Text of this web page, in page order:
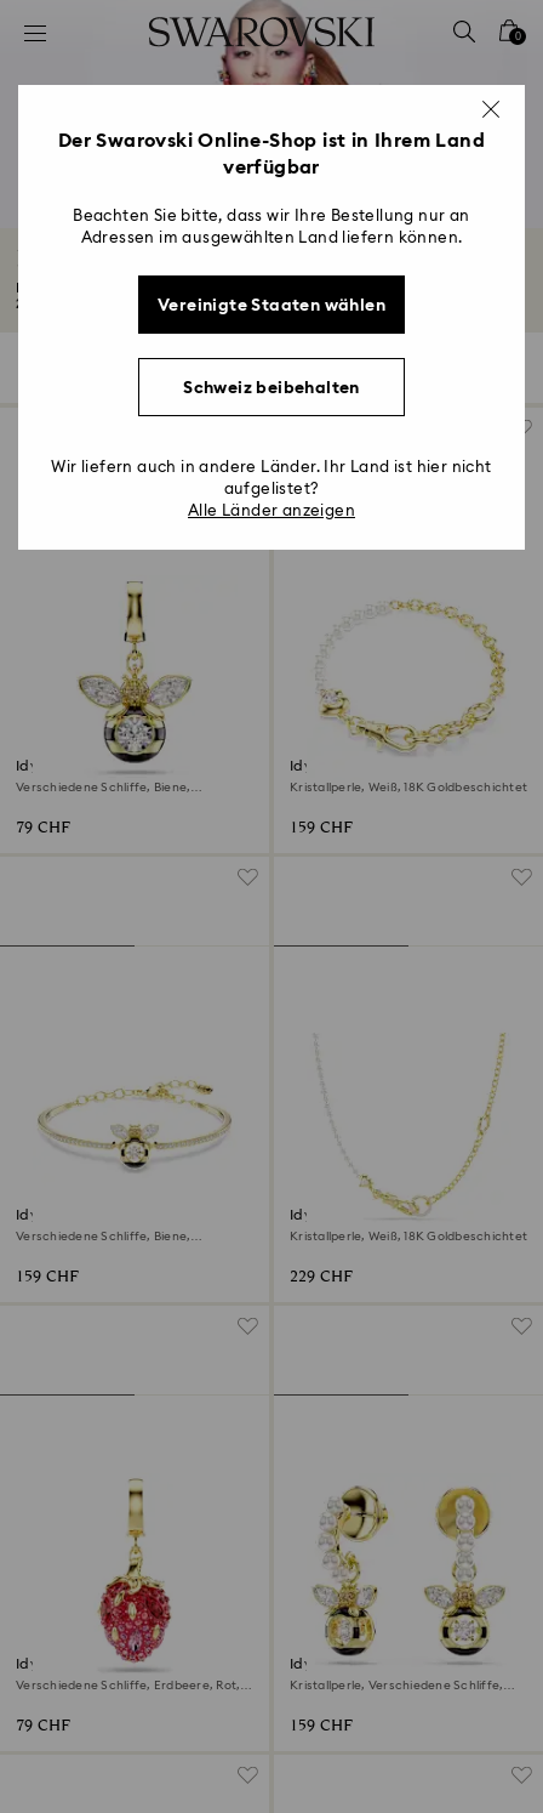
Liste Tastaturkürzel
2 - Footer
4 - Suchergebnisse
0
Frühjahr/Sommer Kollektion 2026
2026...
Idyllia Charm
Verschiedene Schliffe, Biene,
79 CHF
Idyllia Armband
Kristallperle, Weiß, 18K Goldbeschichtet
159 CHF
Idyllia Armreif
Verschiedene Schliffe, Biene,
159 CHF
Idyllia Halskette
Kristallperle, Weiß, 18K Goldbeschichtet
229 CHF
Idyllia Charm
Verschiedene Schliffe, Erdbeere, Rot,
79 CHF
Idyllia Drop-Ohrhänger
Kristallperle, Verschiedene Schliffe,
159 CHF
Der Swarovski Online-Shop ist in Ihrem Land
verfügbar
Beachten Sie bitte, dass wir Ihre Bestellung nur an
Adressen im ausgewählten Land liefern können.
Vereinigte Staaten wählen
Schweiz beibehalten
Wir liefern auch in andere Länder. Ihr Land ist hier nicht
aufgelistet?
Alle Länder anzeigen